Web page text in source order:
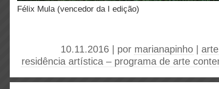
Félix Mula (vencedor da I edição)
10.11.2016 | por marianapinho
residência artística – programa de arte